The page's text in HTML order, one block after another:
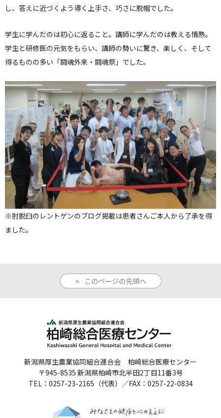
し、答えに近づくよう導く上手さ、巧さに脱帽でした。
学生に学んだのは初心に返ること。講師に学んだのは教える情熱。
学生と研修医の元気をもらい、講師の勢いに驚き、楽しく、そして
得るものの多い「闘魂外来・闘魂祭」でした。
※肘脱臼のレントゲンのブログ掲載は患者さんご本人から了承を得
ました。
このページの先頭へ
新潟県厚生農業協同組合連合会 柏崎総合医療センター
〒945-8535 新潟県柏崎市北半田2丁目11番3号
TEL：0257-23-2165（代表）／FAX：0257-22-0834